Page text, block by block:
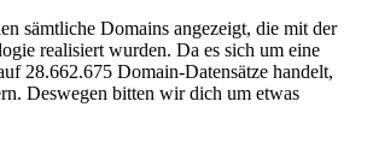
sämtliche Domains angezeigt, die mit der
realisiert wurden. Da es sich um eine
28.662.675 Domain-Datensätze handelt,
Deswegen bitten wir dich um etwas